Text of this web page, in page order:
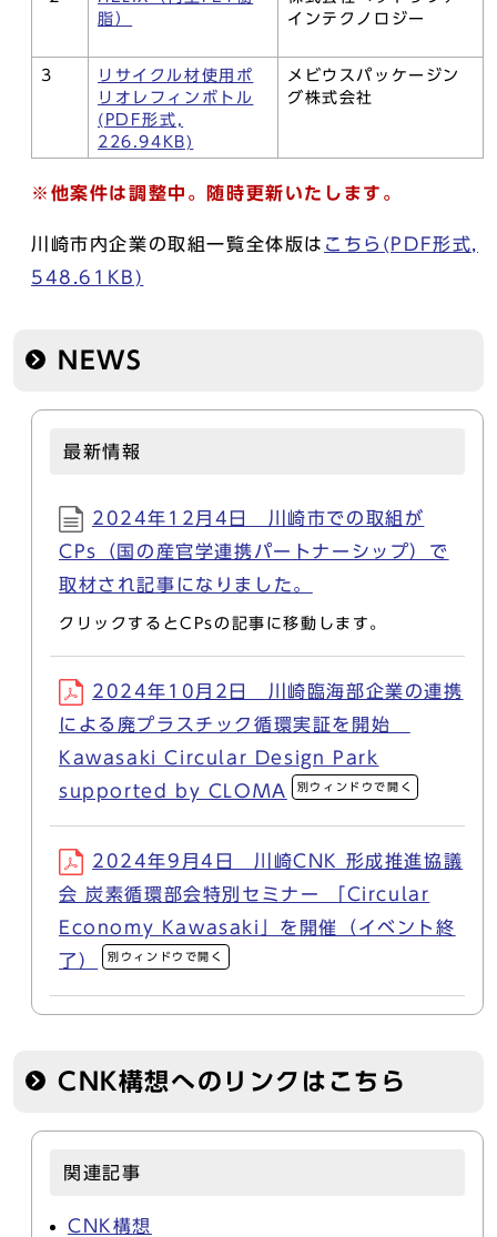
脂）
インテクノロジー
3
リサイクル材使用ポ
リオレフィンボトル
(PDF形式,
226.94KB)
メビウスパッケージン
グ株式会社
※他案件は調整中。随時更新いたします。
川崎市内企業の取組一覧全体版は こちら(PDF形式,
548.61KB)
NEWS
最新情報
2024年12月4日 川崎市での取組が
CPs（国の産官学連携パートナーシップ）で
取材され記事になりました。
クリックするとCPsの記事に移動します。
2024年10月2日 川崎臨海部企業の連携
による廃プラスチック循環実証を開始
Kawasaki Circular Design Park
supported by CLOMA
別ウィンドウで開く
2024年9月4日 川崎CNK 形成推進協議
会 炭素循環部会特別セミナー 「Circular
Economy Kawasaki」を開催（イベント終
了）
別ウィンドウで開く
CNK構想へのリンクはこちら
関連記事
CNK構想